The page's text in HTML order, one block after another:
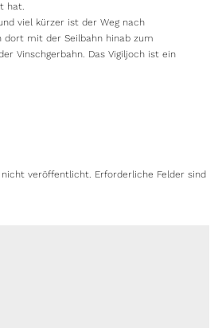
hat.
viel kürzer ist der Weg nach
dort mit der Seilbahn hinab zum
Vinschgerbahn. Das Vigiljoch ist ein
nicht veröffentlicht. Erforderliche Felder sind